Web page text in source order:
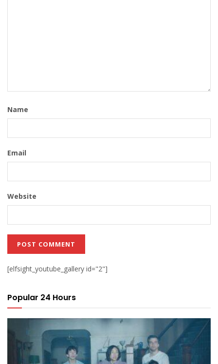
Name
Email
Website
[elfsight_youtube_gallery id="2"]
Popular 24 Hours